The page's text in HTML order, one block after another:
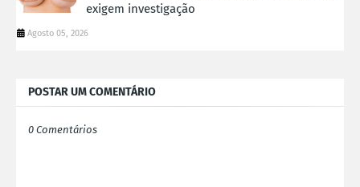
exigem investigação
Agosto 05, 2026
POSTAR UM COMENTÁRIO
0 Comentários